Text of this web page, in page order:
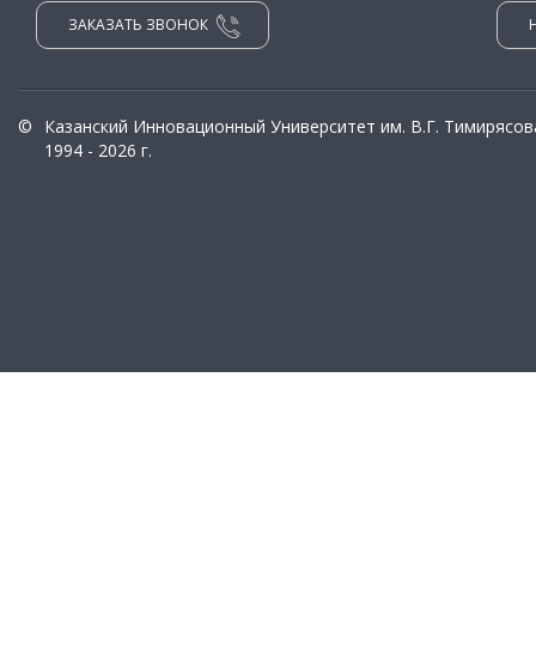
ЗАКАЗАТЬ ЗВОНОК
©
Казанский Инновационный Университет им. В.Г.
1994 - 2026 г.